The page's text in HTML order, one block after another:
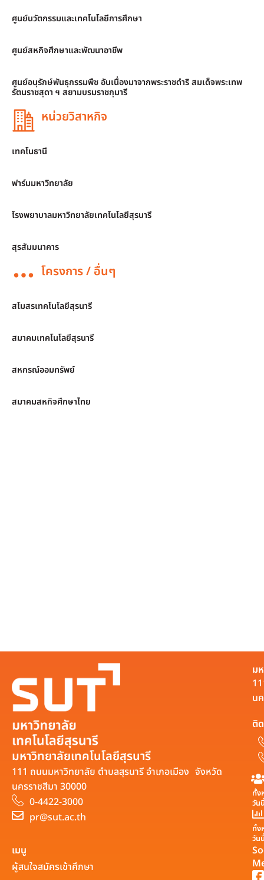
ศูนย์นวัตกรรมและเทคโนโลยีการศึกษา
ศูนย์สหกิจศึกษาและพัฒนาอาชีพ
ศูนย์อนุรักษ์พันธุกรรมพืช อันเนื่องมาจากพระราชดำริ สมเด็จพระเทพ
รัตนราชสุดา ฯ สยามบรมราชกุมารี
หน่วยวิสาหกิจ
เทคโนธานี
ฟาร์มมหาวิทยาลัย
โรงพยาบาลมหาวิทยาลัยเทคโนโลยีสุรนารี
สุรสัมมนาคาร
โครงการ / อื่นๆ
สโมสรเทคโนโลยีสุรนารี
สมาคมเทคโนโลยีสุรนารี
สหกรณ์ออมทรัพย์
สมาคมสหกิจศึกษาไทย
มหาวิทยาลัยเทคโนโลยีสุรนารี
111 ถนนมหาวิทยาลัย ตำบลสุรนารี อำเภอเมือง จังหวัด
นครราชสีมา 30000
0-4422-3000
pr@sut.ac.th
ม
น
ติ
ทั้ง
วัน
ทั้ง
วัน
เมนู
ผู้สนใจสมัครเข้าศึกษา